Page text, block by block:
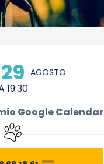
29 AGOSTO
19:30
Google Calendar
Animali ammessi